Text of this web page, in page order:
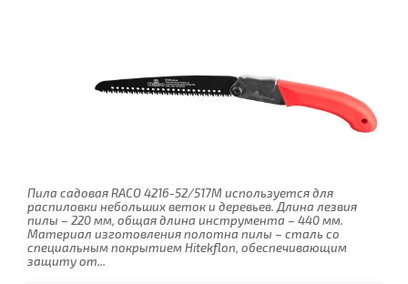
Пила садовая RACO 4216-52/517M используется для
распиловки небольших веток и деревьев. Длина лезвия
пилы – 220 мм, общая длина инструмента – 440 мм.
Материал изготовления полотна пилы – сталь со
специальным покрытием Hitekflon, обеспечивающим
защиту от...